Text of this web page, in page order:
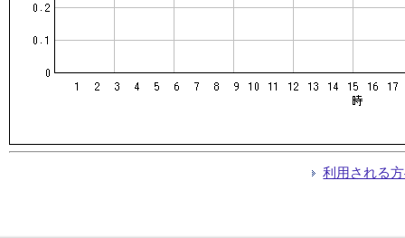
利用される